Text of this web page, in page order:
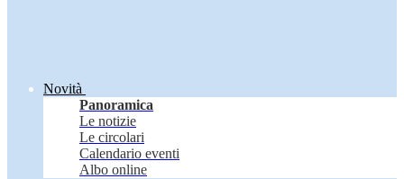
Novità
Panoramica
Le notizie
Le circolari
Calendario eventi
Albo online